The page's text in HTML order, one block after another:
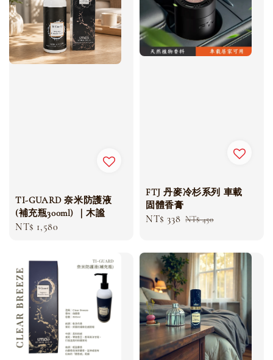
TI-GUARD 奈米防護液
(補充瓶300ml) ｜木謐
Regular
NT$ 1,580
FTJ 丹麥冷杉系列 車載
固體香膏
Sale
NT$ 338 Regular
NT$ 450